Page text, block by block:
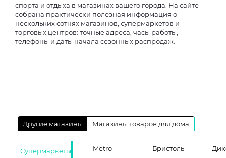
спорта и отдыха в магазинах вашего города. На сайте
собрана практически полезная информация о
нескольких сотнях магазинов, супермаркетов и
торговых центров: точные адреса, часы работы,
телефоны и даты начала сезонных распродаж.
Другие магазины Магазины товаров для дома
Супермаркеты
Metro
Бристоль